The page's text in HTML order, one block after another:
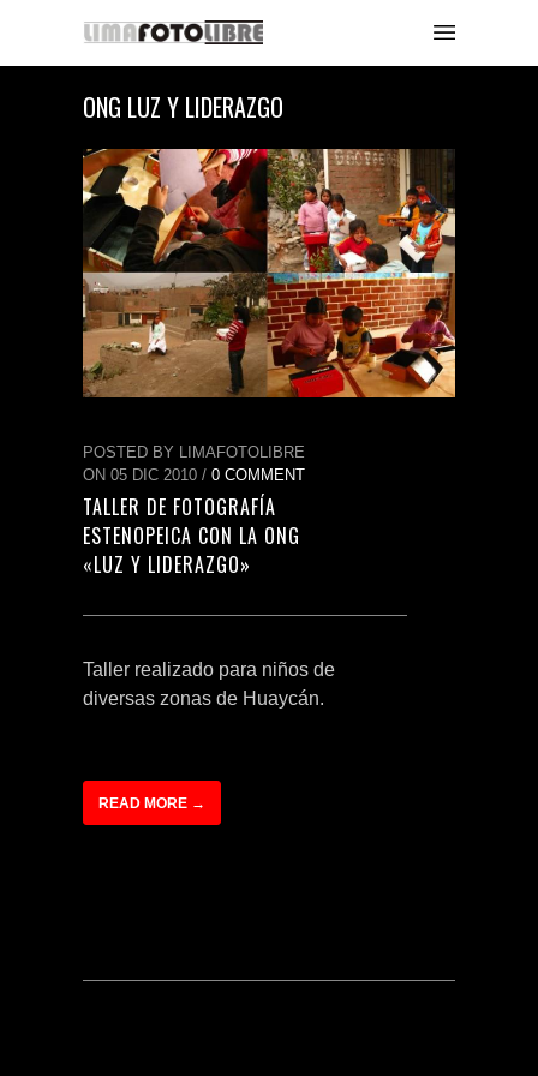
ONG LUZ Y LIDERAZGO
POSTED BY LIMAFOTOLIBRE
ON 05 DIC 2010 / 0 COMMENT
TALLER DE FOTOGRAFÍA
ESTENOPEICA CON LA ONG
«LUZ Y LIDERAZGO»
Taller realizado para niños de
diversas zonas de Huaycán.
READ MORE →